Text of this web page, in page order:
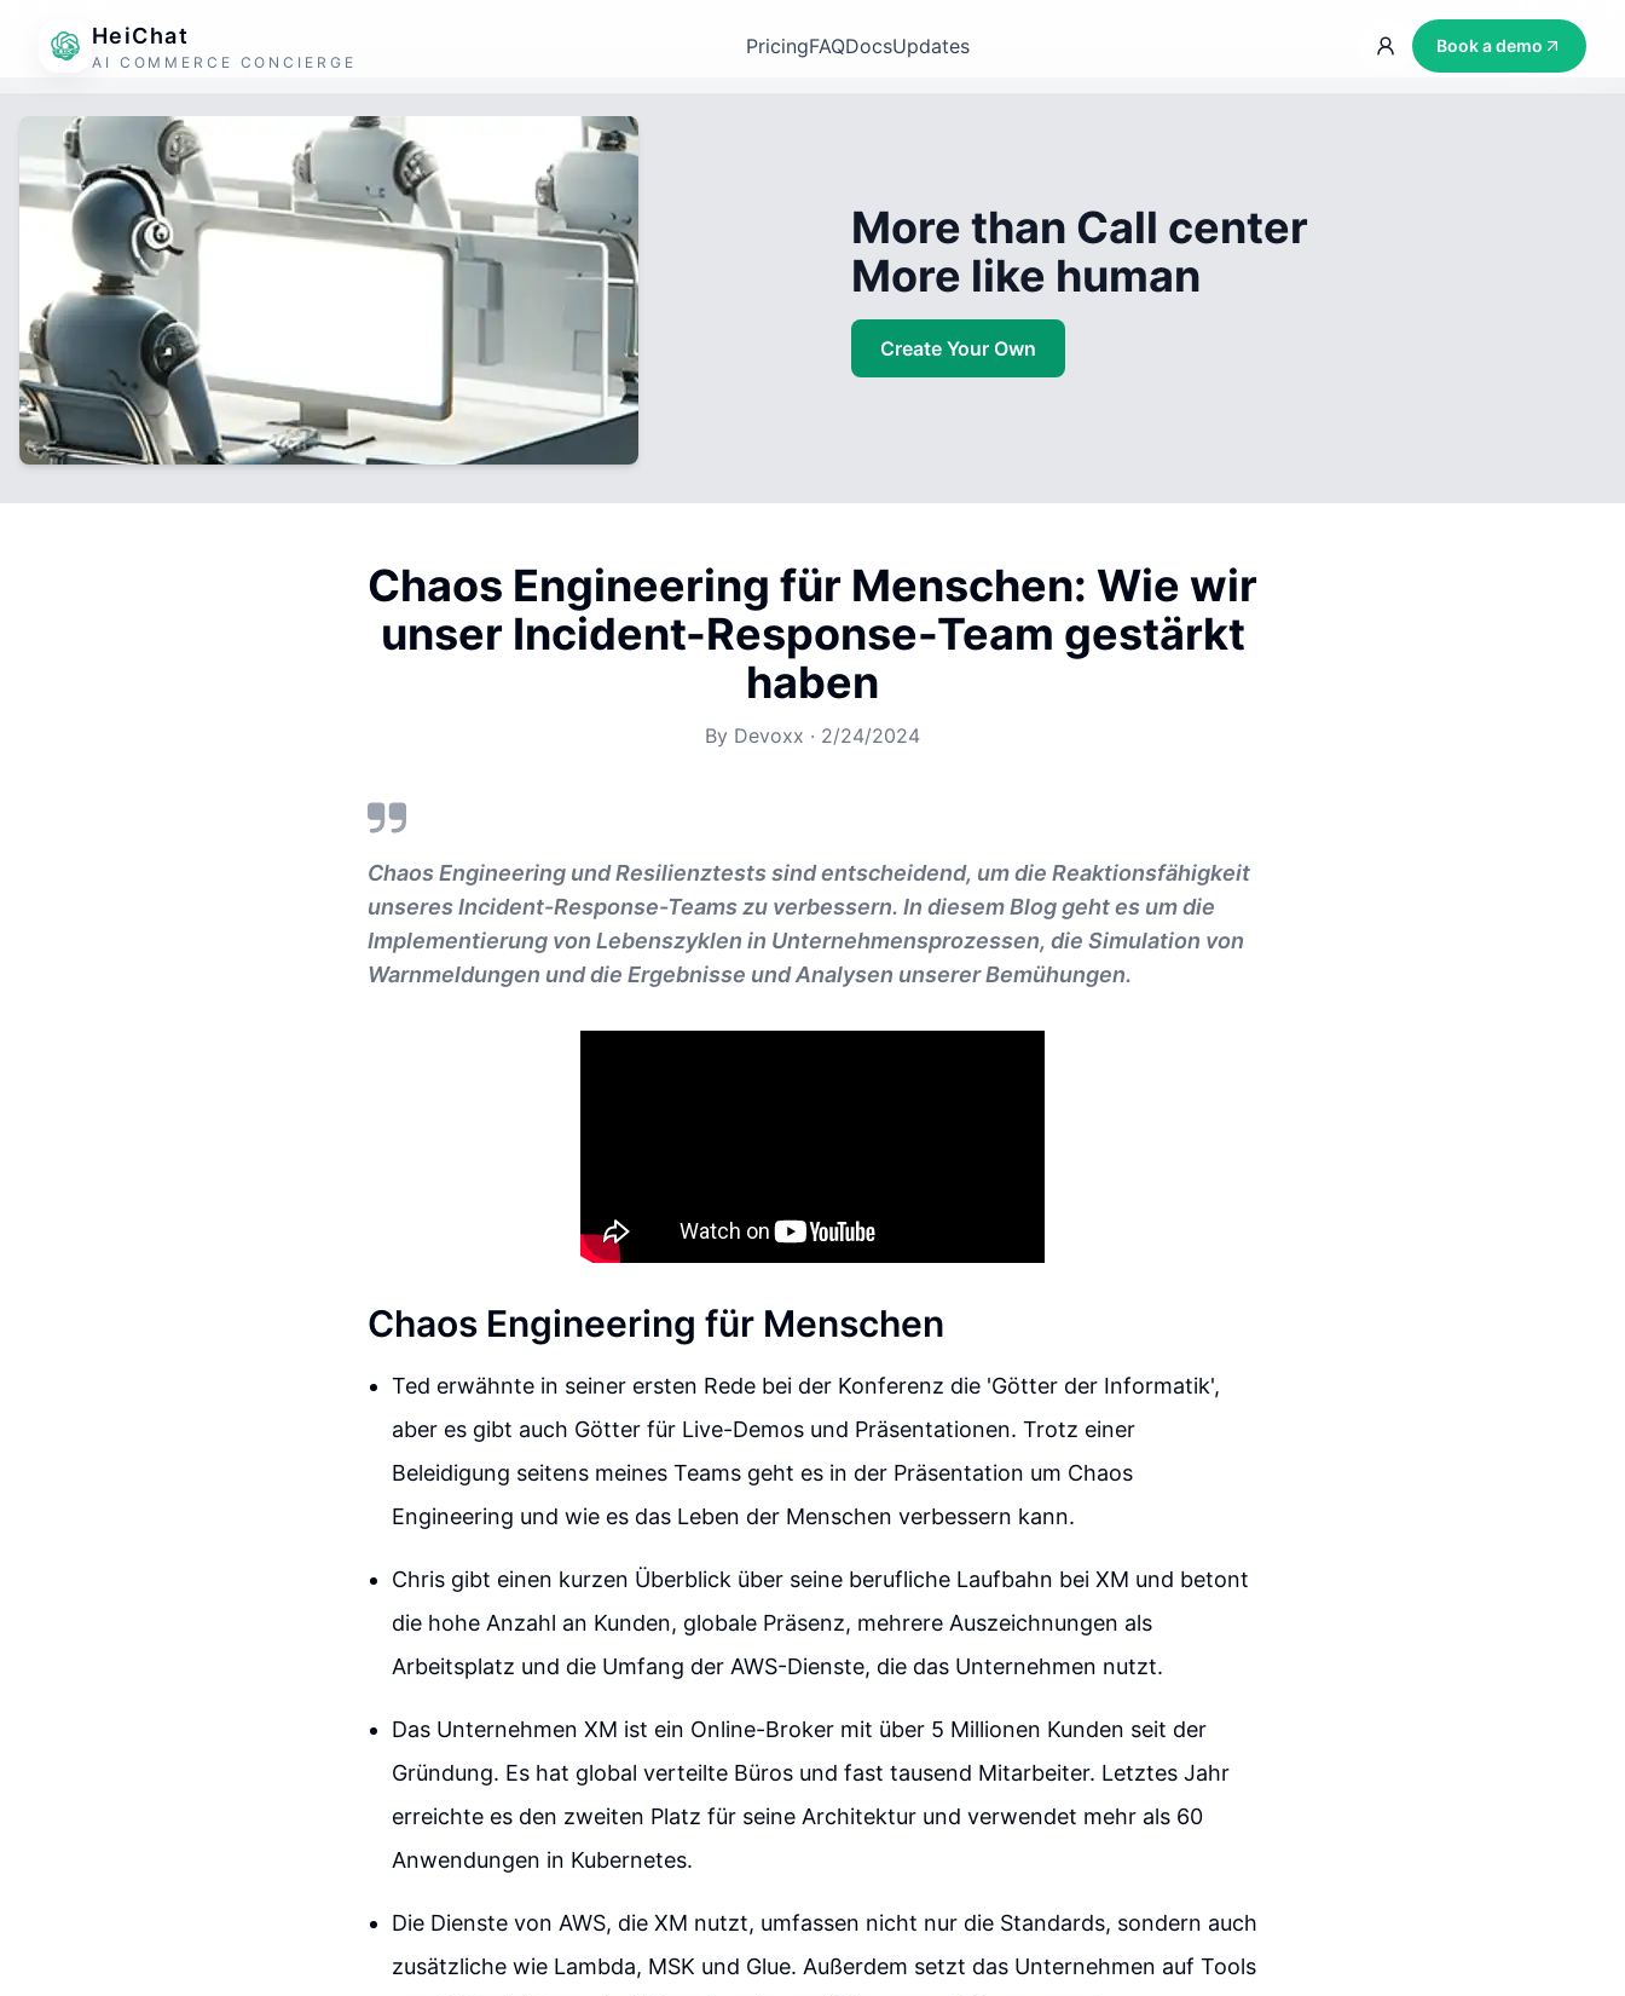
HeiChat
AI COMMERCE CONCIERGE
PricingFAQDocsUpdates Book a demo
More than Call center
More like human
Create Your Own
Chaos Engineering für Menschen: Wie wir
unser Incident-Response-Team gestärkt
haben
By Devoxx · 2/24/2024
Chaos Engineering und Resilienztests sind entscheidend, um die Reaktionsfähigkeit
unseres Incident-Response-Teams zu verbessern. In diesem Blog geht es um die
Implementierung von Lebenszyklen in Unternehmensprozessen, die Simulation von
Warnmeldungen und die Ergebnisse und Analysen unserer Bemühungen.
Chaos Engineering für Menschen
Ted erwähnte in seiner ersten Rede bei der Konferenz die 'Götter der Informatik',
aber es gibt auch Götter für Live-Demos und Präsentationen. Trotz einer
Beleidigung seitens meines Teams geht es in der Präsentation um Chaos
Engineering und wie es das Leben der Menschen verbessern kann.
Chris gibt einen kurzen Überblick über seine berufliche Laufbahn bei XM und betont
die hohe Anzahl an Kunden, globale Präsenz, mehrere Auszeichnungen als
Arbeitsplatz und die Umfang der AWS-Dienste, die das Unternehmen nutzt.
Das Unternehmen XM ist ein Online-Broker mit über 5 Millionen Kunden seit der
Gründung. Es hat global verteilte Büros und fast tausend Mitarbeiter. Letztes Jahr
erreichte es den zweiten Platz für seine Architektur und verwendet mehr als 60
Anwendungen in Kubernetes.
Die Dienste von AWS, die XM nutzt, umfassen nicht nur die Standards, sondern auch
zusätzliche wie Lambda, MSK und Glue. Außerdem setzt das Unternehmen auf Tools